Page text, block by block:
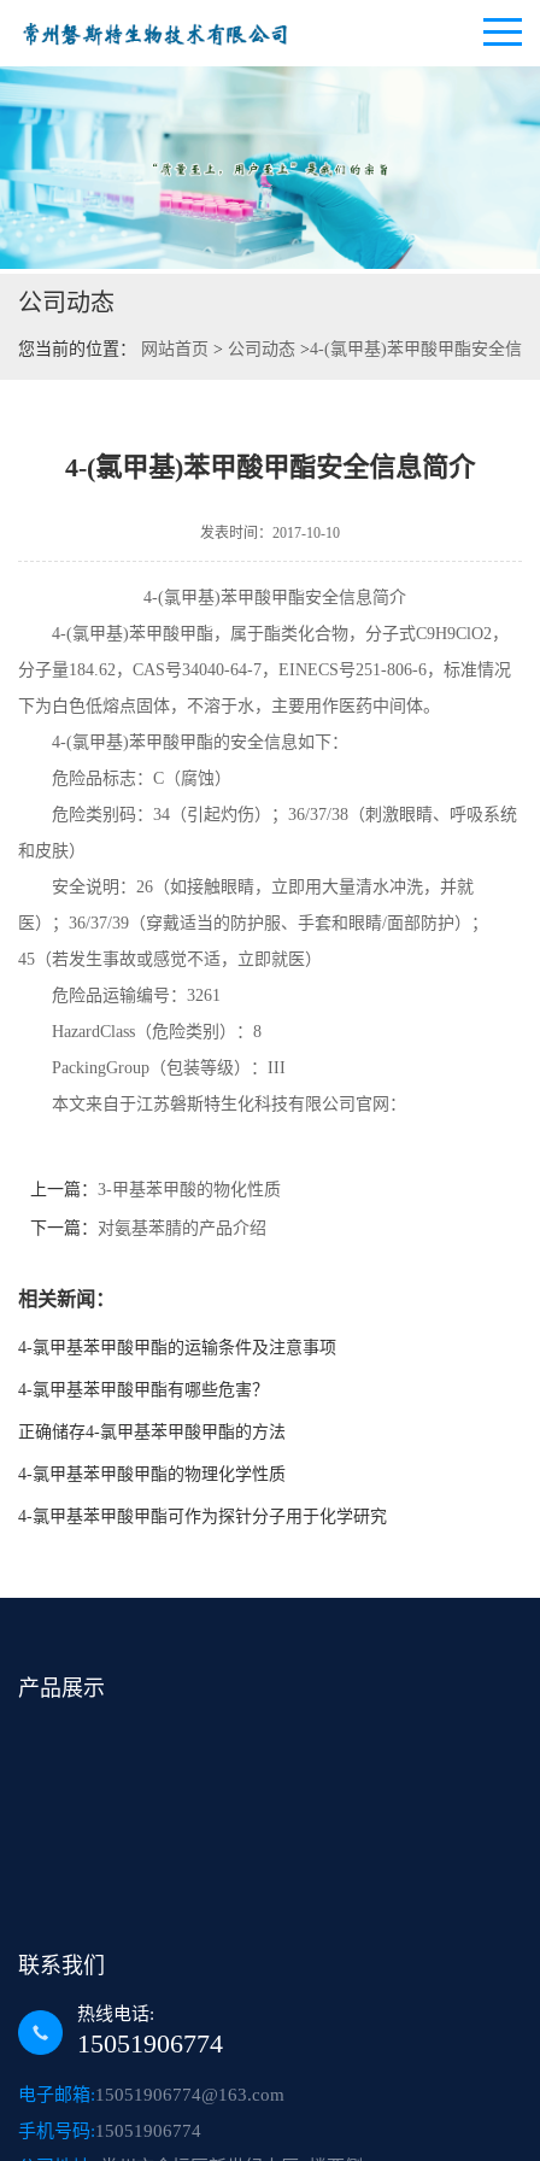
公司首页
公司介绍
公司动态
公司动态
您当前的位置： 网站首页 > 公司动态 >4-(氯甲基)苯甲酸甲酯安全信
4-(氯甲基)苯甲酸甲酯安全信息简介
发表时间：2017-10-10
4-(氯甲基)苯甲酸甲酯安全信息简介
4-(氯甲基)苯甲酸甲酯，属于酯类化合物，分子式C9H9ClO2，
分子量184.62， CAS号34040-64-7， EINECS号251-806-6，标准情况
下为白色低熔点固体，不溶于水，主要用作医药中间体。
4-(氯甲基)苯甲酸甲酯的安全信息如下：
危险品标志： C （腐蚀）
危险类别码： 34 （引起灼伤）； 36/37/38 （刺激眼睛、呼吸系统
和皮肤）
安全说明： 26 （如接触眼睛，立即用大量清水冲洗，并就
医）； 36/37/39 （穿戴适当的防护服、手套和眼睛/面部防护）；
45 （若发生事故或感觉不适，立即就医）
危险品运输编号： 3261
HazardClass （危险类别）： 8
PackingGroup （包装等级）： III
本文来自于江苏磐斯特生化科技有限公司官网：
上一篇： 3-甲基苯甲酸的物化性质
下一篇： 对氨基苯腈的产品介绍
相关新闻：
4-氯甲基苯甲酸甲酯的运输条件及注意事项
4-氯甲基苯甲酸甲酯有哪些危害？
正确储存4-氯甲基苯甲酸甲酯的方法
4-氯甲基苯甲酸甲酯的物理化学性质
4-氯甲基苯甲酸甲酯可作为探针分子用于化学研究
产品展示
联系我们
热线电话:
15051906774
电子邮箱:15051906774@163.com
手机号码:15051906774